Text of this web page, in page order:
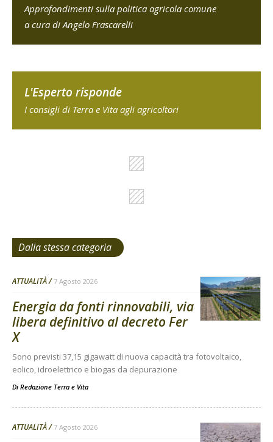
Approfondimenti sulla politica agricola comune
a cura di Angelo Frascarelli
L'Esperto risponde
I consigli di Terra e Vita agli agricoltori
Dalla stessa categoria
ATTUALITÀ 7 Agosto 2026
Energia da fonti rinnovabili, via
libera definitivo al decreto Fer
X
Sono previsti 37,15 gigawatt di nuova capacità tra fotovoltaico,
eolico, idroelettrico e biogas da depurazione
Di Redazione Terra e Vita
ATTUALITÀ 7 Agosto 2026